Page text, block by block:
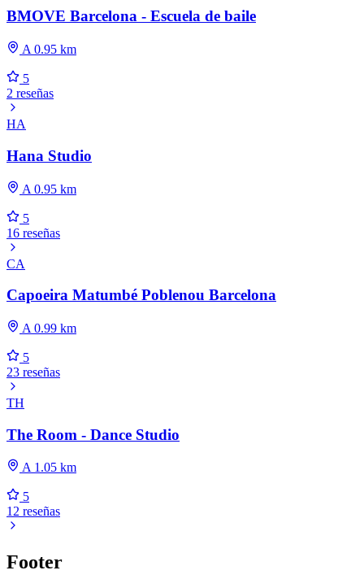
BMOVE Barcelona - Escuela de baile
A 0.95 km
5
2 reseñas
HA
Hana Studio
A 0.95 km
5
16 reseñas
CA
Capoeira Matumbé Poblenou Barcelona
A 0.99 km
5
23 reseñas
TH
The Room - Dance Studio
A 1.05 km
5
12 reseñas
Footer